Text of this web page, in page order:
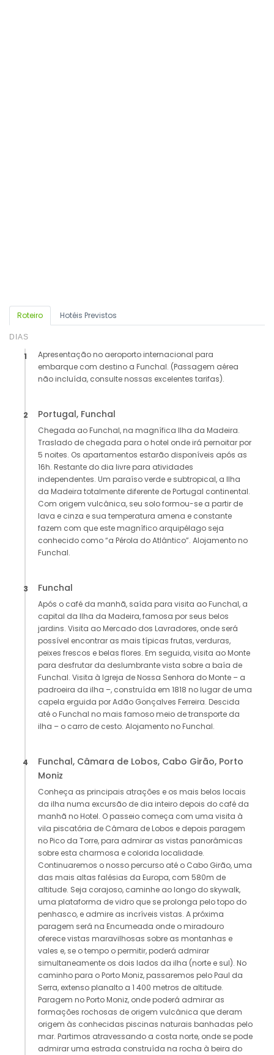
Roteiro Hotéis Previstos
DIAS
1
Apresentação no aeroporto internacional para
embarque com destino a Funchal. (Passagem aérea
não incluída, consulte nossas excelentes tarifas).
2 Portugal, Funchal
Chegada ao Funchal, na magnífica Ilha da Madeira.
Traslado de chegada para o hotel onde irá pernoitar por
5 noites. Os apartamentos estarão disponíveis após as
16h. Restante do dia livre para atividades
independentes. Um paraíso verde e subtropical, a Ilha
da Madeira totalmente diferente de Portugal continental.
Com origem vulcânica, seu solo formou-se a partir de
lava e cinza e sua temperatura amena e constante
fazem com que este magnífico arquipélago seja
conhecido como “a Pérola do Atlântico”. Alojamento no
Funchal.
3 Funchal
Após o café da manhã, saída para visita ao Funchal, a
capital da Ilha da Madeira, famosa por seus belos
jardins. Visita ao Mercado dos Lavradores, onde será
possível encontrar as mais típicas frutas, verduras,
peixes frescos e belas flores. Em seguida, visita ao Monte
para desfrutar da deslumbrante vista sobre a baía de
Funchal. Visita à Igreja de Nossa Senhora do Monte – a
padroeira da ilha –, construída em 1818 no lugar de uma
capela erguida por Adão Gonçalves Ferreira. Descida
até o Funchal no mais famoso meio de transporte da
ilha – o carro de cesto. Alojamento no Funchal.
4
Funchal, Câmara de Lobos, Cabo Girão, Porto
Moniz
Conheça as principais atrações e os mais belos locais
da ilha numa excursão de dia inteiro depois do café da
manhã no Hotel. O passeio começa com uma visita à
vila piscatória de Câmara de Lobos e depois paragem
no Pico da Torre, para admirar as vistas panorâmicas
sobre esta charmosa e colorida localidade.
Continuaremos o nosso percurso até o Cabo Girão, uma
das mais altas falésias da Europa, com 580m de
altitude. Seja corajoso, caminhe ao longo do skywalk,
uma plataforma de vidro que se prolonga pelo topo do
penhasco, e admire as incríveis vistas. A próxima
paragem será na Encumeada onde o miradouro
oferece vistas maravilhosas sobre as montanhas e
vales e, se o tempo o permitir, poderá admirar
simultaneamente os dois lados da ilha (norte e sul). No
caminho para o Porto Moniz, passaremos pelo Paul da
Serra, extenso planalto a 1 400 metros de altitude.
Paragem no Porto Moniz, onde poderá admirar as
formações rochosas de origem vulcânica que deram
origem às conhecidas piscinas naturais banhadas pelo
mar. Partimos atravessando a costa norte, onde se pode
admirar uma estrada construída na rocha à beira do